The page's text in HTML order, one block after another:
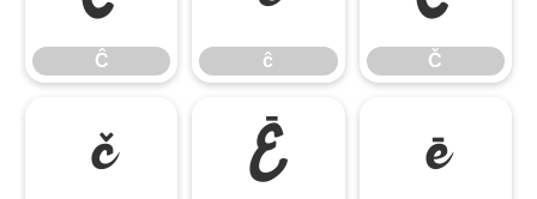
Ĉ ĉ Č
č Ē ē